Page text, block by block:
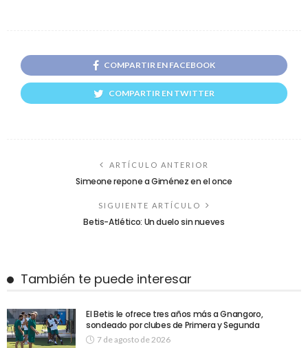
COMPARTIR EN FACEBOOK
COMPARTIR EN TWITTER
ARTÍCULO ANTERIOR
Simeone repone a Giménez en el once
SIGUIENTE ARTÍCULO
Betis-Atlético: Un duelo sin nueves
También te puede interesar
El Betis le ofrece tres años más a Gnangoro,
sondeado por clubes de Primera y Segunda
7 de agosto de 2026